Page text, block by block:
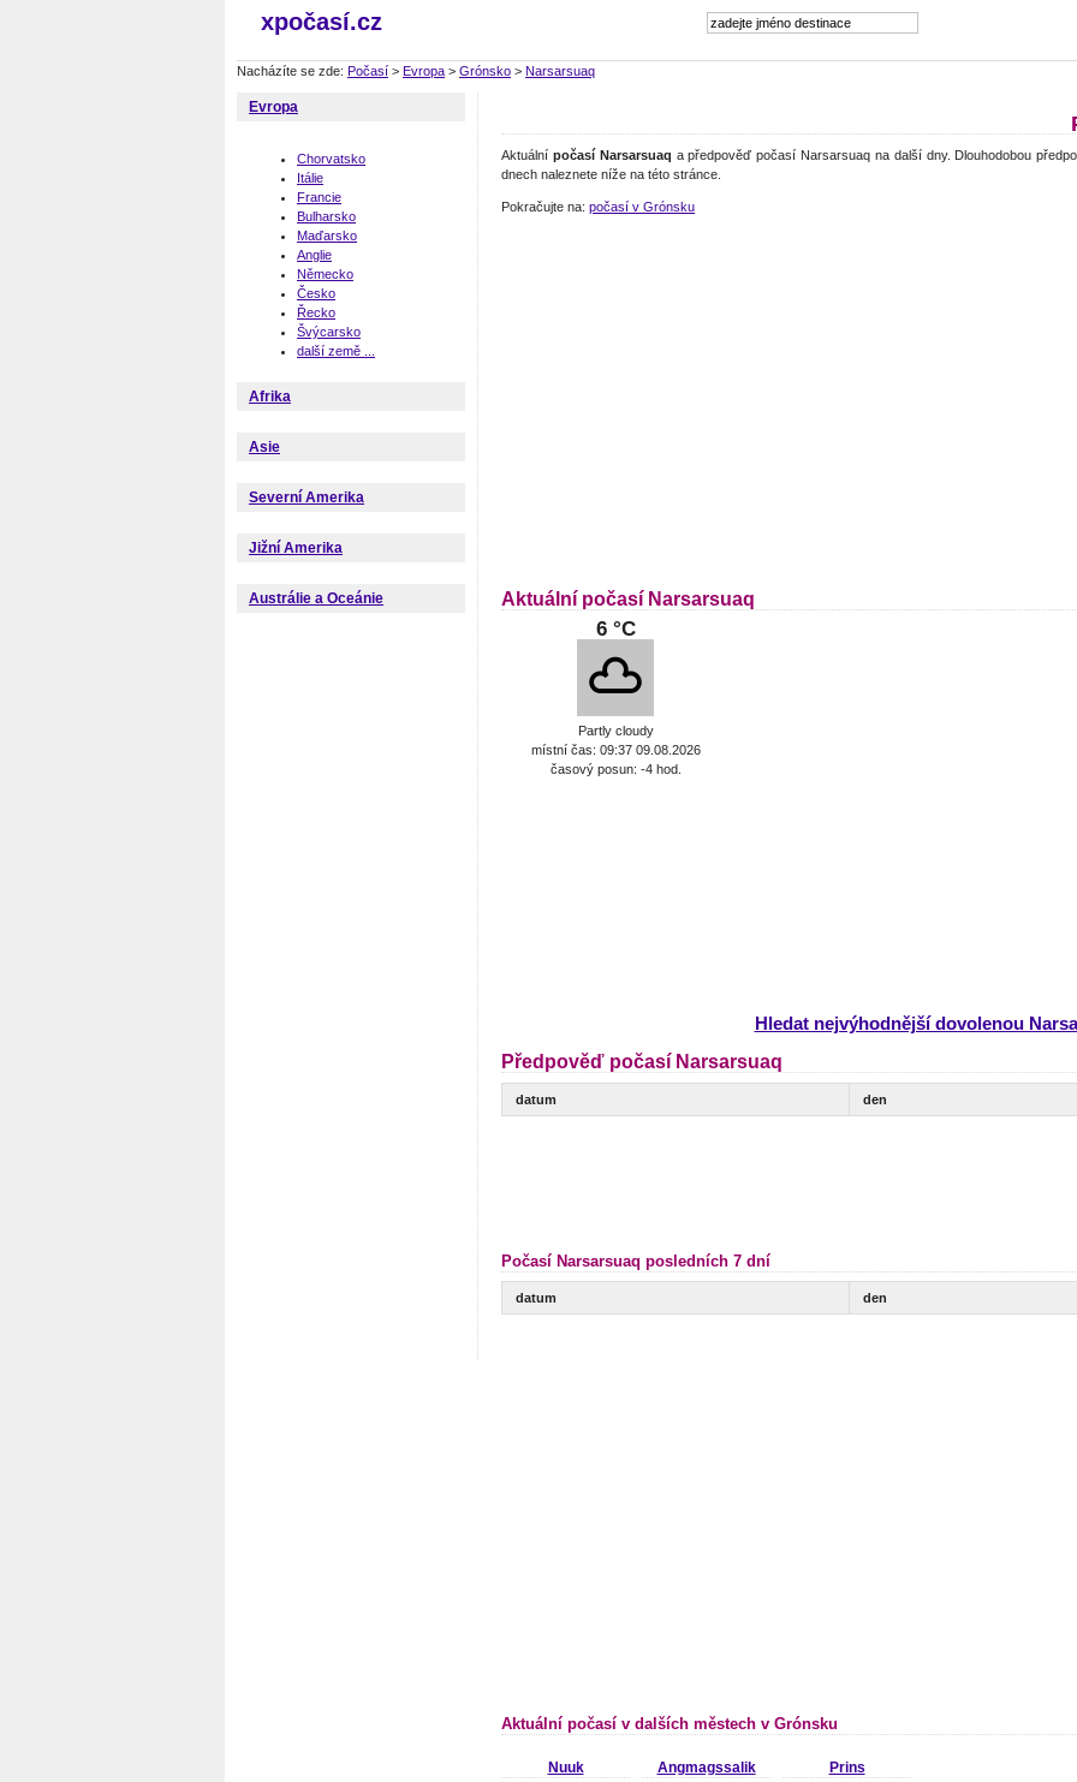
xpočasí.cz
Nacházíte se zde: Počasí > Evropa > Grónsko > Narsarsuaq
Evropa
Chorvatsko
Itálie
Francie
Bulharsko
Maďarsko
Anglie
Německo
Česko
Řecko
Švýcarsko
další země ...
Afrika
Asie
Severní Amerika
Jižní Amerika
Austrálie a Oceánie
Aktuální počasí Narsarsuaq a předpověď počasí Narsarsuaq na další dny. Dlouhodobou
dnech naleznete níže na této stránce.
Pokračujte na: počasí v Grónsku
Aktuální počasí Narsarsuaq
6 °C
Partly cloudy
místní čas: 09:37 09.08.2026
časový posun: -4 hod.
Hledat nejvýhodnější dovolenou
Předpověď počasí Narsarsuaq
datum den
Počasí Narsarsuaq posledních 7 dní
datum den
Aktuální počasí v dalších městech v Grónsku
Nuuk Angmagssalik Prins